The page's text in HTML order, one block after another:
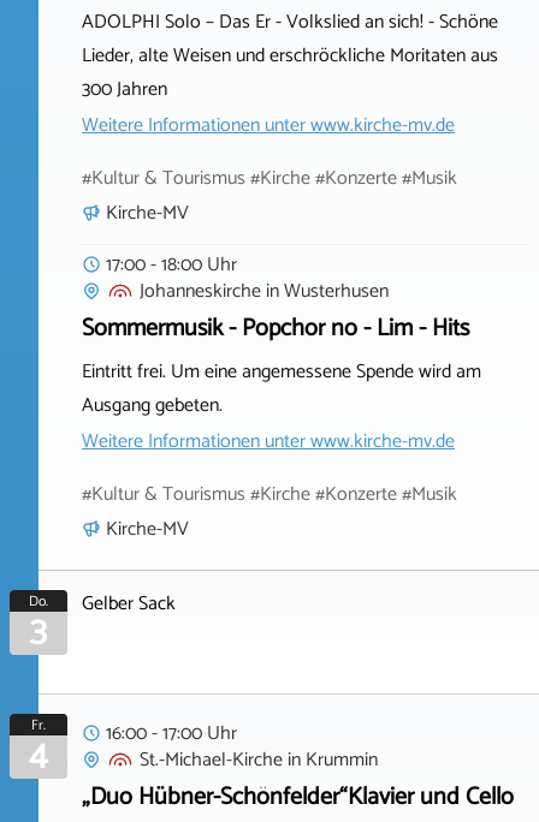
ADOLPHI Solo – Das Er - Volkslied an sich! - Schöne
Lieder, alte Weisen und erschröckliche Moritaten aus
300 Jahren
Weitere Informationen unterwww.kirche-mv.de
#Kultur & Tourismus #Kirche #Konzerte #Musik
Kirche-MV
17:00 - 18:00 Uhr
JohanneskircheinWusterhusen
Sommermusik - Popchor no - Lim - Hits
Eintritt frei. Um eine angemessene Spende wird am
Ausgang gebeten.
Weitere Informationen unterwww.kirche-mv.de
#Kultur & Tourismus #Kirche #Konzerte #Musik
Kirche-MV
Do.
3 Gelber Sack
Fr.
4
16:00 - 17:00 Uhr
St.-Michael-KircheinKrummin
„Duo Hübner-Schönfelder“Klavier und Cello